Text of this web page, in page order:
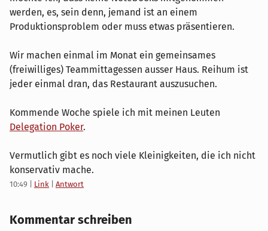
werden, es, sein denn, jemand ist an einem
Produktionsproblem oder muss etwas präsentieren.
Wir machen einmal im Monat ein gemeinsames
(freiwilliges) Teammittagessen ausser Haus. Reihum ist
jeder einmal dran, das Restaurant auszusuchen.
Kommende Woche spiele ich mit meinen Leuten
Delegation Poker.
Vermutlich gibt es noch viele Kleinigkeiten, die ich nicht
konservativ mache.
10:49 Link Antwort
Kommentar schreiben